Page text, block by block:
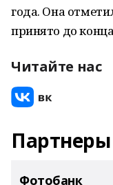
года. Она
принято до
Читайте нас
Партнеры
Фотобанк